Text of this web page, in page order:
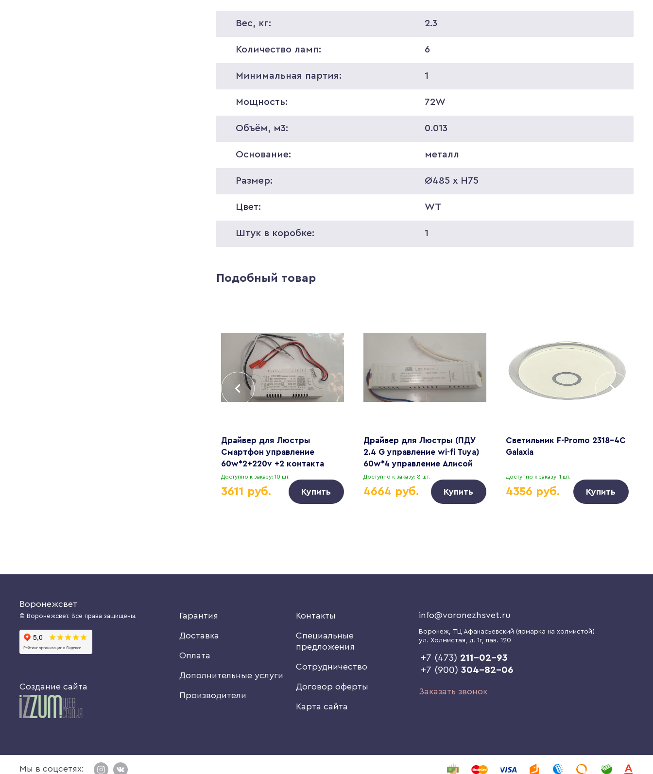
Вес, кг: 2.3
Количество ламп: 6
Минимальная партия: 1
Мощность: 72W
Объём, м3: 0.013
Основание: металл
Размер: Ø485 x H75
Цвет: WT
Штук в коробке: 1
Подобный товар
Драйвер для Люстры
Смартфон управление
60w*2+220v +2 контакта
Доступно к заказу: 10 шт.
3611 руб. Купить
Драйвер для Люстры (ПДУ
2.4 G управление wi-fi Tuya)
60w*4 управление Алисой
Доступно к заказу: 8 шт.
4664 руб. Купить
Светильник F-Promo 2318-4C
Galaxia
Доступно к заказу: 1 шт.
4356 руб. Купить
Воронежсвет
© Воронежсвет. Все права защищены.
Создание сайта
Гарантия
Доставка
Оплата
Дополнительные услуги
Производители
Контакты
Специальные
предложения
Сотрудничество
Договор оферты
Карта сайта
info@voronezhsvet.ru
Воронеж, ТЦ Афанасьевский (ярмарка на холмистой)
ул. Холмистая, д. 1г, пав. 120
+7 (473) 211-02-93
+7 (900) 304-82-06
Заказать звонок
Мы в соцсетях: